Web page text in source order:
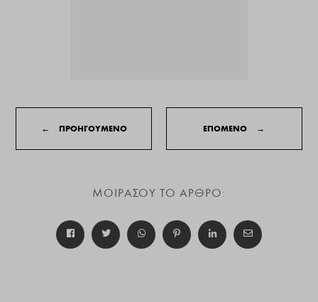
← ΠΡΟΗΓΟΥΜΕΝΟ ΕΠΟΜΕΝΟ →
ΜΟΙΡΑΣΟΥ ΤΟ ΑΡΘΡΟ: